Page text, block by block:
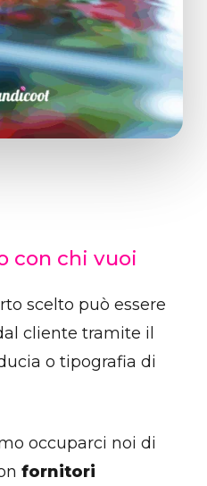
con chi vuoi
scelto può essere
cliente tramite il
o tipografia di
occuparci noi di
fornitori